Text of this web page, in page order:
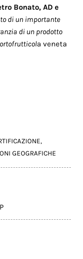
Bonato, AD e
di un importante
di un prodotto
a veneta
,
GEOGRAFICHE